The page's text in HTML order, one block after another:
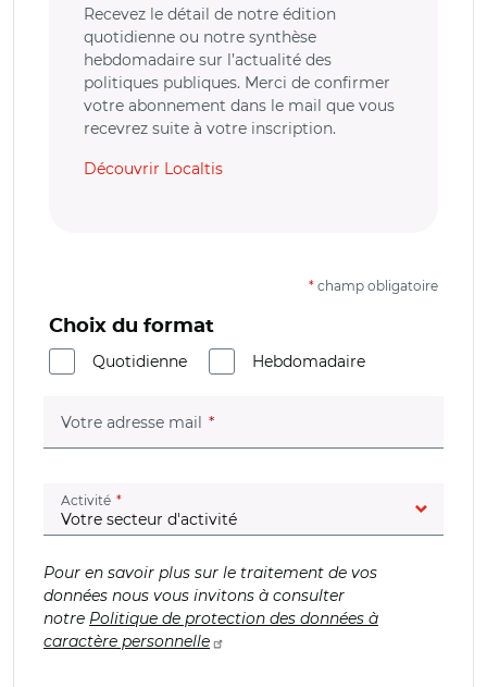
Recevez le détail de notre édition
quotidienne ou notre synthèse
hebdomadaire sur l’actualité des
politiques publiques. Merci de confirmer
votre abonnement dans le mail que vous
recevrez suite à votre inscription.
Découvrir Localtis
* champ obligatoire
Choix du format
Quotidienne
Hebdomadaire
Votre adresse mail (champ obligatoire)
Activité (champ obligatoire)
Pour en savoir plus sur le traitement de vos
données nous vous invitons à consulter
notre Politique de protection des données à
caractère personnelle